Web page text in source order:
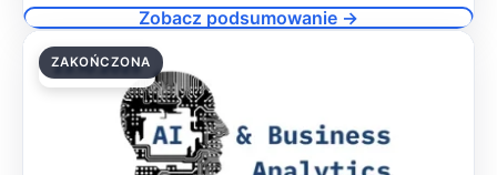
Zobacz podsumowanie →
23.10.2025
ZAKOŃCZONA